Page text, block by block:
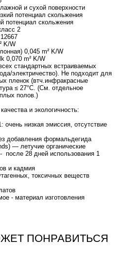
и сухой поверхности
потенциал скольжения
потенциал скольжения
2
K/W
0,045 m² K/W
0,070 m² K/W
стандартных встраиваемых
электричество). Не подходит для
пленок (втч.инфракрасные
≤ 27°C. (См. отдельное
полов.)
и экологичность:
низкая эмиссия, отсутствие
добавления формальдегида
— летучие органические
28 дней использования 1
и кадмия
токсичных веществ
- материал изготовления
ПОНРАВИТЬСЯ